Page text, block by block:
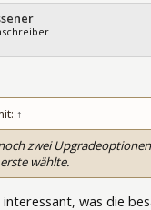
↑
zwei
wählte.
interessant, was die